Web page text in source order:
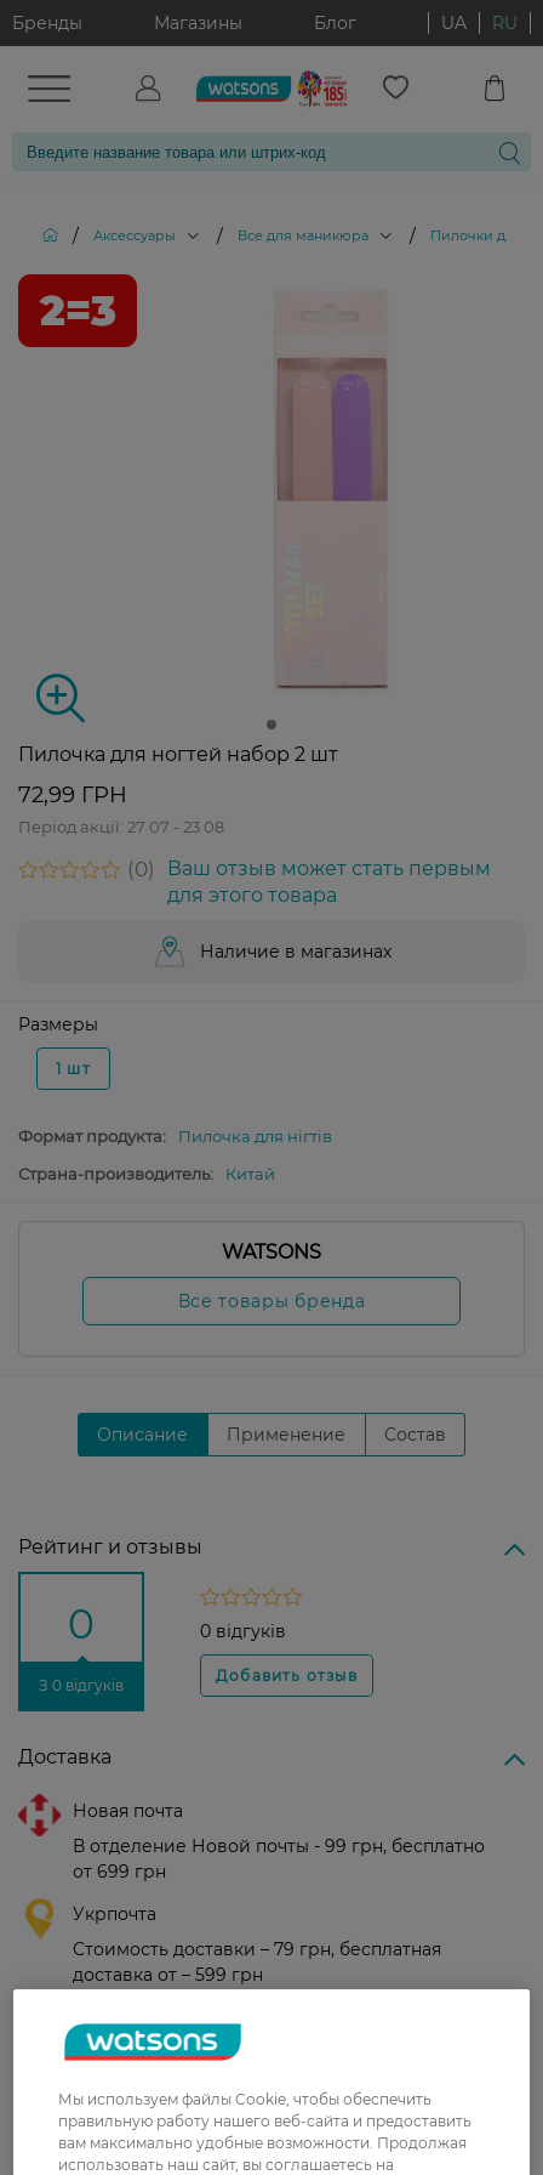
Бренды Магазины Блог UA RU
/ Аксессуары / Все для маникюра / Пилочки для
Пилочка для ногтей набор 2 шт
72,99 ГРН
Період акції: 27 07 - 23 08
0
Ваш отзыв может стать первым
для этого товара
Наличие в магазинах
Размеры
1 шт
Формат продукта:
Пилочка для нігтів
Страна-производитель:
Китай
WATSONS
Все товары бренда
Описание Применение Состав
Рейтинг и отзывы
0
З 0 відгуків
0 відгуків
Доставка
Новая почта
В отделение Новой почты - 99 грн, бесплатно
от 699 грн
Укрпочта
Стоимость доставки – 79 грн, бесплатная
доставка от – 599 грн
Стоимость доставки – 0 грн
Показать больше
Оплата
Мы используем файлы Cookie, чтобы обеспечить
правильную работу нашего веб-сайта и предоставить
вам максимально удобные возможности. Продолжая
использовать наш сайт, вы соглашаетесь на